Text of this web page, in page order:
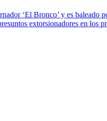
‘El Bronco’ y es baleado
extorsionadores en los